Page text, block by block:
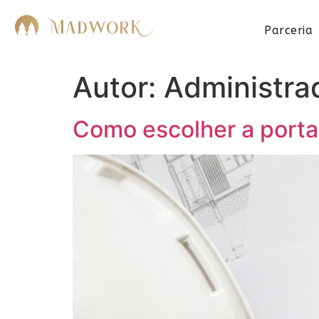
Parceria
Autor:
Como escolher a